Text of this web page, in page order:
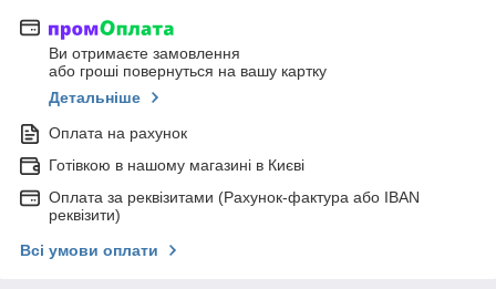
Ви отримаєте замовлення
або гроші повернуться на вашу картку
Детальніше
Оплата на рахунок
Готівкою в нашому магазині в Києві
Оплата за реквізитами (Рахунок-фактура або IBAN
реквізити)
Всі умови оплати